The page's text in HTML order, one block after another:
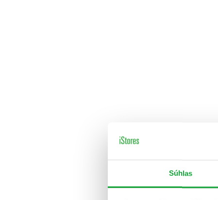
Súhlas